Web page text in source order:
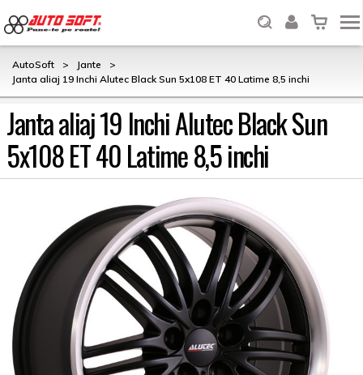
AutoSoft > Jante
>
Janta aliaj 19 Inchi Alutec Black Sun 5x108 ET 40 Latime 8,5 inchi
Janta aliaj 19 Inchi Alutec Black Sun
5x108 ET 40 Latime 8,5 inchi